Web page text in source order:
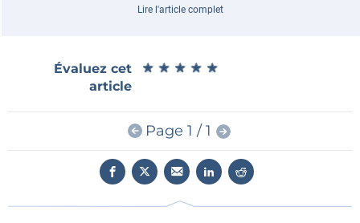
, une introduction au traitement du son par Arm
que des points de vue de personnalités de premier
plan dans le domaine des systèmes embarqués et
de l'intelligence artificielle, telles que le professeur
Sebastian Steinhorst de l'Université technique de
Munich.
Lire l'article complet
Évaluez cet
article
★ ★ ★ ★ ★
★ ★ ★ ★ ★
Page 1 / 1